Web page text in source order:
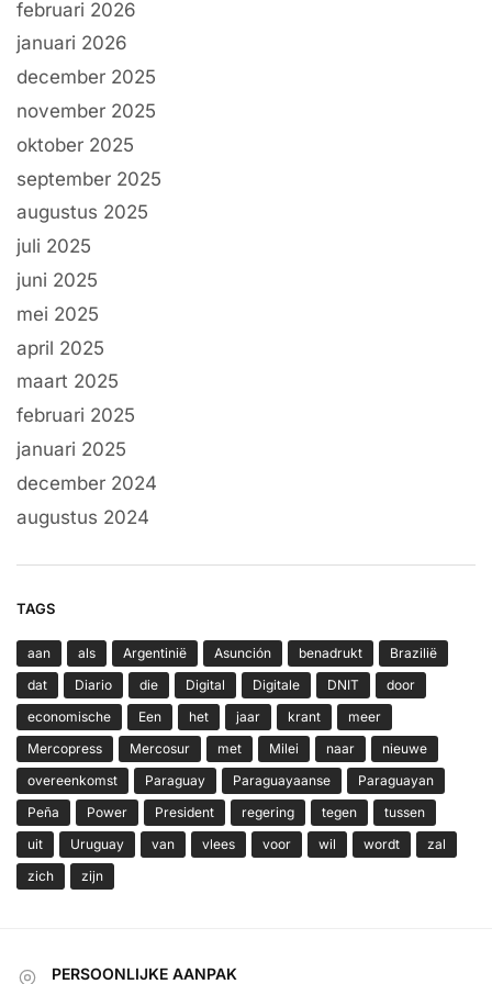
februari 2026
januari 2026
december 2025
november 2025
oktober 2025
september 2025
augustus 2025
juli 2025
juni 2025
mei 2025
april 2025
maart 2025
februari 2025
januari 2025
december 2024
augustus 2024
TAGS
aan als Argentinië Asunción benadrukt
Brazilië
dat
Diario die Digital Digitale DNIT
door
economische
Een het jaar krant
meer
Mercopress
Mercosur met Milei naar
nieuwe
overeenkomst
Paraguay Paraguayaanse
Paraguayan
Peña
Power President regering tegen
tussen
uit
Uruguay van vlees voor wil wordt
zal
zich
zijn
PERSOONLIJKE AANPAK